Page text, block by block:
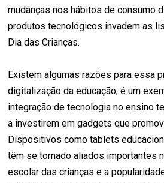
mudanças nos hábitos de consumo
produtos tecnológicos invadem as
Dia das Crianças.
Existem algumas razões para essa
digitalização da educação, é um
integração de tecnologia no ensino
a investirem em gadgets que
Dispositivos como tablets
têm se tornado aliados importantes
escolar das crianças e a